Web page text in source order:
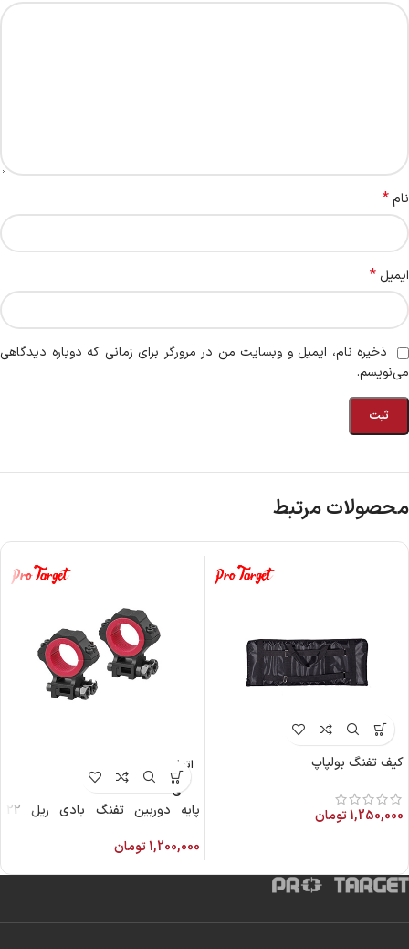
نام*
ایمیل *
ذخیره نام، ایمیل و وبسایت من در مرورگر برای زمانی که دوباره دیدگاهی
می‌نویسم.
محصولات مرتبط
کیف تفنگ بولپاپ
1,250,000تومان
اتمام م
وجود
ی
پایه دوربین تفنگ بادی ریل 22
1,200,000تومان